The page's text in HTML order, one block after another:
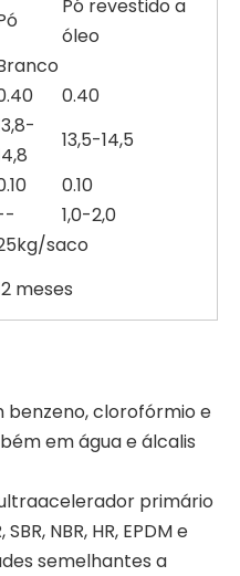
Pó revestido a
óleo
0.40
13,5-14,5
0.10
1,0-2,0
saco
meses
benzeno, clorofórmio e
em água e álcalis
primário
NBR, HR, EPDM e
semelhantes a